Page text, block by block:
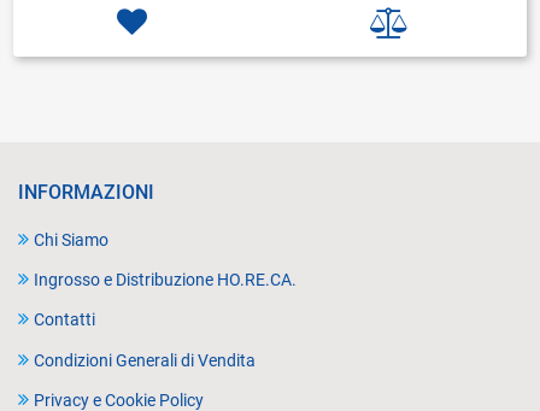
INFORMAZIONI
Chi Siamo
Ingrosso e Distribuzione HO.RE.CA.
Contatti
Condizioni Generali di Vendita
Privacy e Cookie Policy